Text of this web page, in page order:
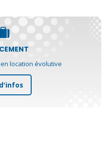
location évolutive